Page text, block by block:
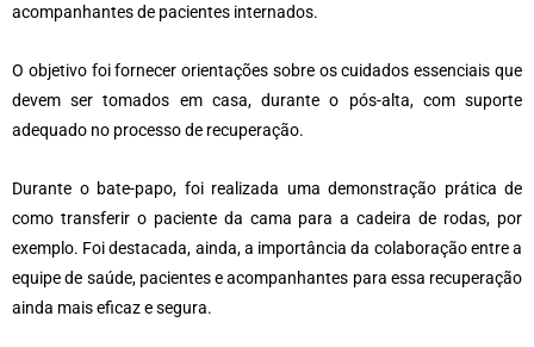
acompanhantes de pacientes internados.
O objetivo foi fornecer orientações sobre os cuidados essenciais que
devem ser tomados em casa, durante o pós-alta, com suporte
adequado no processo de recuperação.
Durante o bate-papo, foi realizada uma demonstração prática de
como transferir o paciente da cama para a cadeira de rodas, por
exemplo. Foi destacada, ainda, a importância da colaboração entre a
equipe de saúde, pacientes e acompanhantes para essa recuperação
ainda mais eficaz e segura.